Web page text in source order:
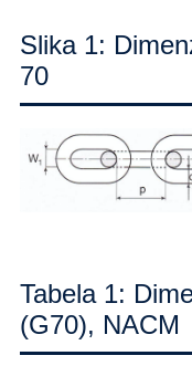
Slika 1:
70
Tabela 1:
(G70), NACM